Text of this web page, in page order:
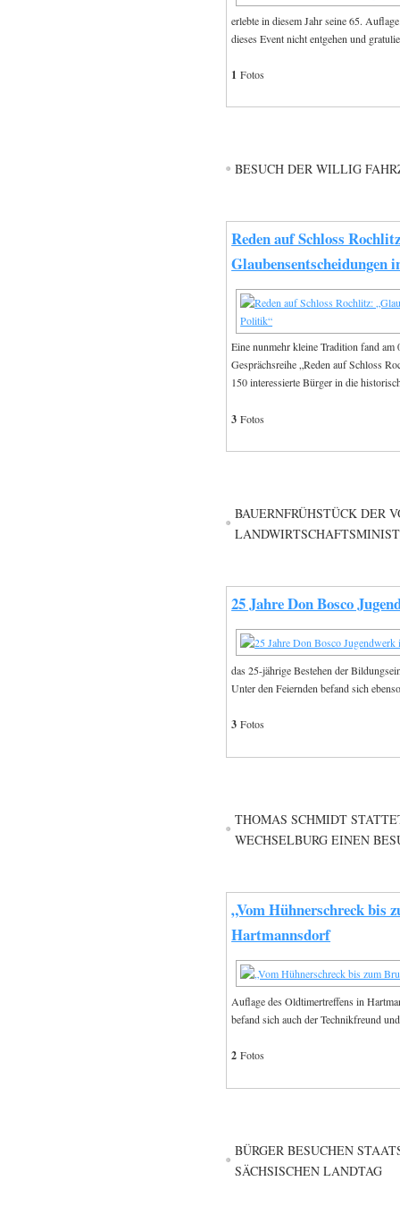
erlebte in diesem Jahr seine 65.
dieses Event nicht entgehen und
1 Fotos
BESUCH DER WILLIG
Reden auf Schloss
Glaubensentscheidungen
Eine nunmehr kleine Tradition fand
Gesprächsreihe „Reden auf Schloss
150 interessierte Bürger in die
3 Fotos
BAUERNFRÜHSTÜCK DER
25 Jahre Don Bosco
das 25-jährige Bestehen der
Unter den Feiernden befand sich
3 Fotos
THOMAS SCHMIDT
WECHSELBURG EINEN
„Vom Hühnerschreck bis
Hartmannsdorf
Auflage des Oldtimertreffens in
befand sich auch der Technikfreund
2 Fotos
BÜRGER BESUCHEN
SÄCHSISCHEN LANDTAG